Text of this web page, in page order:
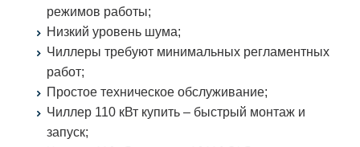
режимов работы;
Низкий уровень шума;
Чиллеры требуют минимальных регламентных
работ;
Простое техническое обслуживание;
Чиллер 110 кВт купить – быстрый монтаж и
запуск;